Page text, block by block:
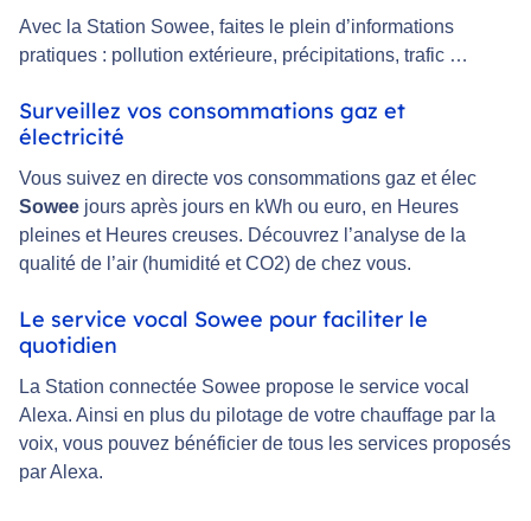
Avec la Station Sowee, faites le plein d’informations
pratiques : pollution extérieure, précipitations, trafic …
Surveillez vos consommations gaz et
électricité
Vous suivez en directe vos consommations gaz et élec
Sowee jours après jours en kWh ou euro, en Heures
pleines et Heures creuses. Découvrez l’analyse de la
qualité de l’air (humidité et CO2) de chez vous.
Le service vocal Sowee pour faciliter le
quotidien
La Station connectée Sowee propose le service vocal
Alexa. Ainsi en plus du pilotage de votre chauffage par la
voix, vous pouvez bénéficier de tous les services proposés
par Alexa.